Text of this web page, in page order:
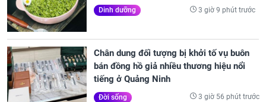
Dinh dưỡng 3 giờ 9 phút trước
Chân dung đối tượng bị khởi tố vụ buôn
bán đồng hồ giả nhiều thương hiệu nổi
tiếng ở Quảng Ninh
Đời sống 3 giờ 56 phút trước